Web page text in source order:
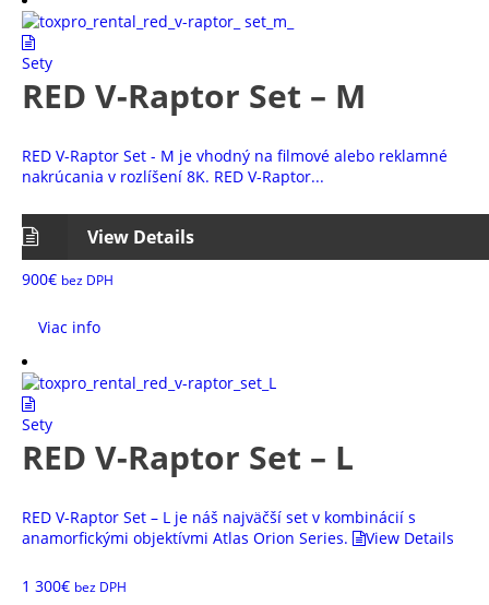
Sety
RED V-Raptor Set – M
RED V-Raptor Set - M je vhodný na filmové alebo reklamné
nakrúcania v rozlíšení 8K. RED V-Raptor...
View Details
900€ bez DPH
Viac info
Sety
RED V-Raptor Set – L
RED V-Raptor Set – L je náš najväčší set v kombinácií s
anamorfickými objektívmi Atlas Orion Series.
View Details
1 300€ bez DPH